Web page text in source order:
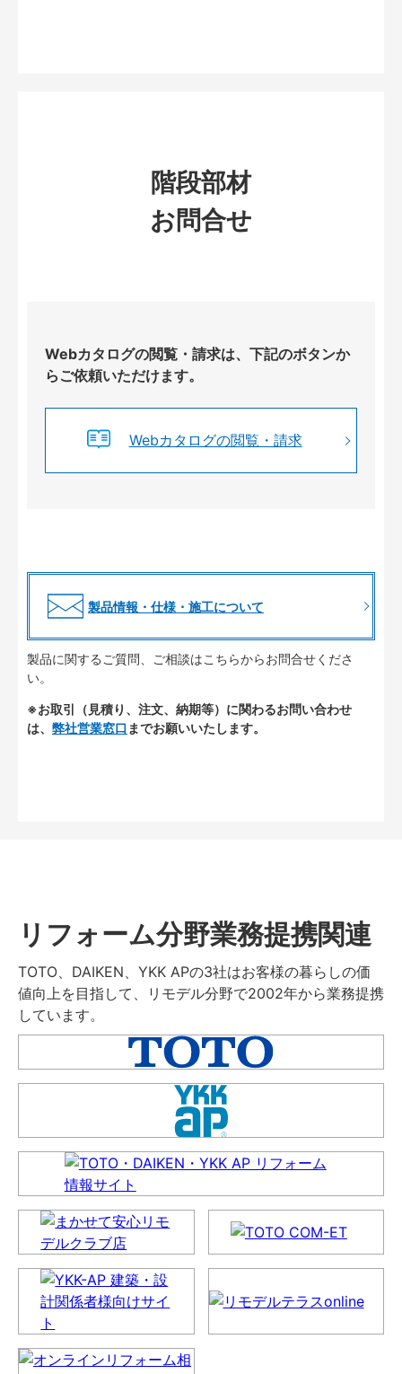
階段部材
お問合せ
Webカタログの閲覧・請求は、下記のボタンか
らご依頼いただけます。
Webカタログの閲覧・請求
製品情報・仕様・施工について
製品に関するご質問、ご相談はこちらからお問合せくださ
い。
※お取引（見積り、注文、納期等）に関わるお問い合わせ
は、 弊社営業窓口 までお願いいたします。
リフォーム分野業務提携関連
TOTO、DAIKEN、YKK APの3社はお客様の暮らしの価
値向上を目指して、リモデル分野で2002年から業務提携
しています。